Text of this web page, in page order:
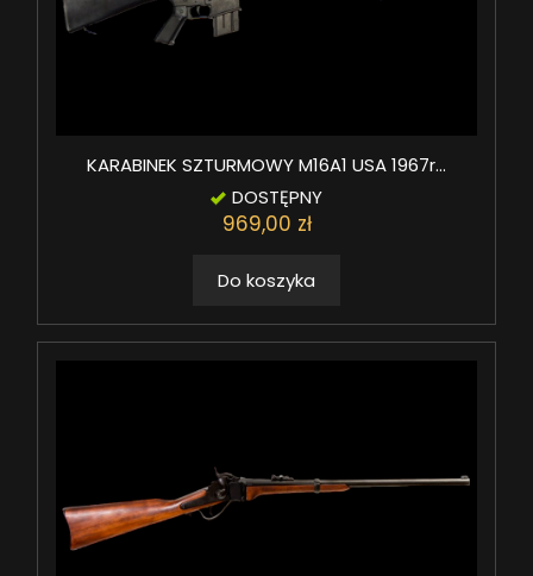
KARABINEK SZTURMOWY M16A1 USA 1967r...
DOSTĘPNY
969,00 zł
Do koszyka